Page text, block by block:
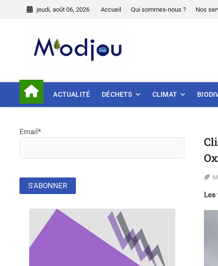
jeudi, août 06, 2026 Accueil Qui sommes-nous ? Nos
ACTUALITÉ DÉCHETS CLIMAT
Les
Email*